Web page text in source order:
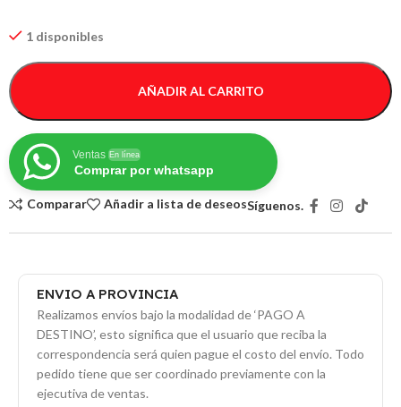
1 disponibles
AÑADIR AL CARRITO
Ventas En línea
Comprar por whatsapp
Comparar Añadir a lista de deseosSíguenos.
ENVIO A PROVINCIA
Realizamos envíos bajo la modalidad de ‘PAGO A
DESTINO’, esto significa que el usuario que reciba la
correspondencia será quien pague el costo del envío. Todo
pedido tiene que ser coordinado previamente con la
ejecutiva de ventas.